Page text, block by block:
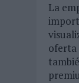
06/
La
oferta